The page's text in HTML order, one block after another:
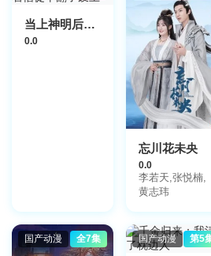
当上神明后，我带着信徒干翻了废土
0.0
忘川花未央
0.0
李若天,张悦楠,
黄志玮
国产动漫 全7集 国产动漫 第5